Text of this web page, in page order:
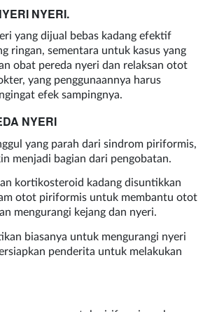
NYERI.
yang dijual bebas kadang efektif
ringan, sementara untuk kasus yang
obat pereda nyeri dan relaksan otot
yang penggunaannya harus
efek sampingnya.
NYERI
yang parah dari sindrom piriformis,
menjadi bagian dari pengobatan.
kortikosteroid kadang disuntikkan
otot piriformis untuk membantu otot
mengurangi kejang dan nyeri.
biasanya untuk mengurangi nyeri
penderita untuk melakukan